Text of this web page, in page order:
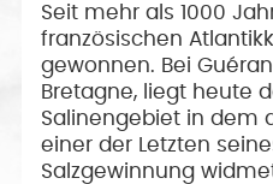
Seit mehr als 1000
französischen
gewonnen. Bei
Bretagne, liegt heute
Salinengebiet in dem
einer der Letzten
Salzgewinnung